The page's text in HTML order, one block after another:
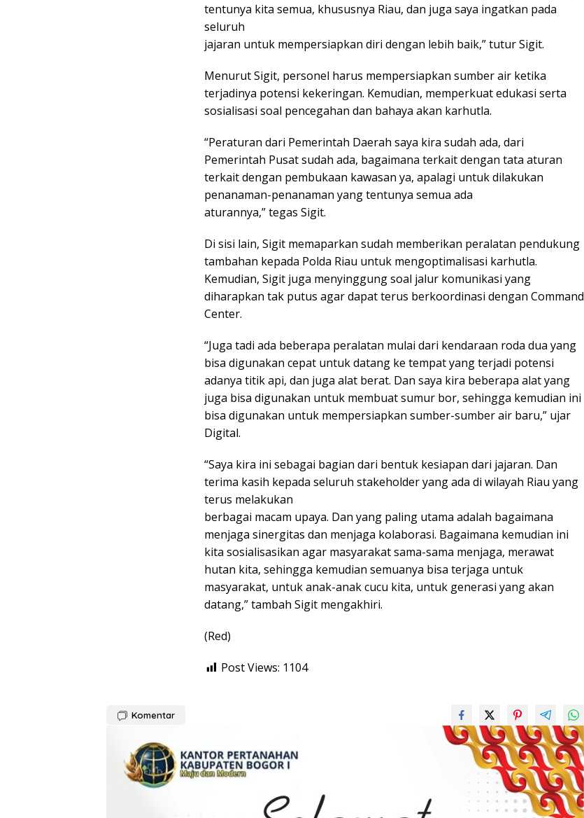
tentunya kita semua, khususnya Riau, dan juga saya ingatkan pada
seluruh
jajaran untuk mempersiapkan diri dengan lebih baik,” tutur Sigit.
Menurut Sigit, personel harus mempersiapkan sumber air ketika
terjadinya potensi kekeringan. Kemudian, memperkuat edukasi serta
sosialisasi soal pencegahan dan bahaya akan karhutla.
“Peraturan dari Pemerintah Daerah saya kira sudah ada, dari
Pemerintah Pusat sudah ada, bagaimana terkait dengan tata aturan
terkait dengan pembukaan kawasan ya, apalagi untuk dilakukan
penanaman-penanaman yang tentunya semua ada
aturannya,” tegas Sigit.
Di sisi lain, Sigit memaparkan sudah memberikan peralatan pendukung
tambahan kepada Polda Riau untuk mengoptimalisasi karhutla.
Kemudian, Sigit juga menyinggung soal jalur komunikasi yang
diharapkan tak putus agar dapat terus berkoordinasi dengan Command
Center.
“Juga tadi ada beberapa peralatan mulai dari kendaraan roda dua yang
bisa digunakan cepat untuk datang ke tempat yang terjadi potensi
adanya titik api, dan juga alat berat. Dan saya kira beberapa alat yang
juga bisa digunakan untuk membuat sumur bor, sehingga kemudian ini
bisa digunakan untuk mempersiapkan sumber-sumber air baru,” ujar
Digital.
“Saya kira ini sebagai bagian dari bentuk kesiapan dari jajaran. Dan
terima kasih kepada seluruh stakeholder yang ada di wilayah Riau yang
terus melakukan
berbagai macam upaya. Dan yang paling utama adalah bagaimana
menjaga sinergitas dan menjaga kolaborasi. Bagaimana kemudian ini
kita sosialisasikan agar masyarakat sama-sama menjaga, merawat
hutan kita, sehingga kemudian semuanya bisa terjaga untuk
masyarakat, untuk anak-anak cucu kita, untuk generasi yang akan
datang,” tambah Sigit mengakhiri.
(Red)
Post Views: 1104
Komentar